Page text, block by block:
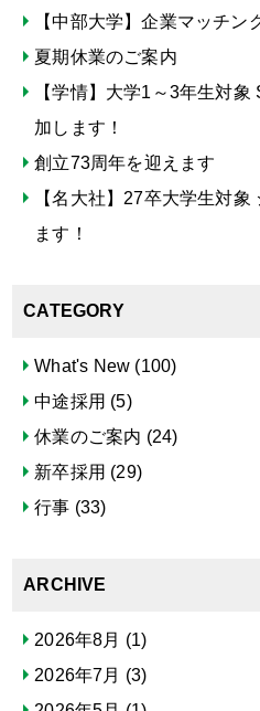
【中部大学】企業マッチン
夏期休業のご案内
【学情】大学1～3年生対
加します！
創立73周年を迎えます
【名大社】27卒大学生対
ます！
CATEGORY
What's New (100)
中途採用 (5)
休業のご案内 (24)
新卒採用 (29)
行事 (33)
ARCHIVE
2026年8月 (1)
2026年7月 (3)